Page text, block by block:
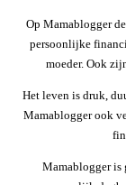
Op Mamablogger
persoonlijke
moeder. Ook
Het leven is druk,
Mamablogger ook
Mamablogger is